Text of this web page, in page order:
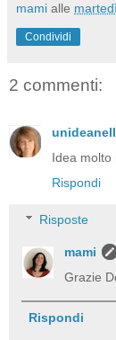
mami alle
Condividi
2 commenti:
Idea molto
Rispondi
Risposte
mami
Grazie
Rispondi